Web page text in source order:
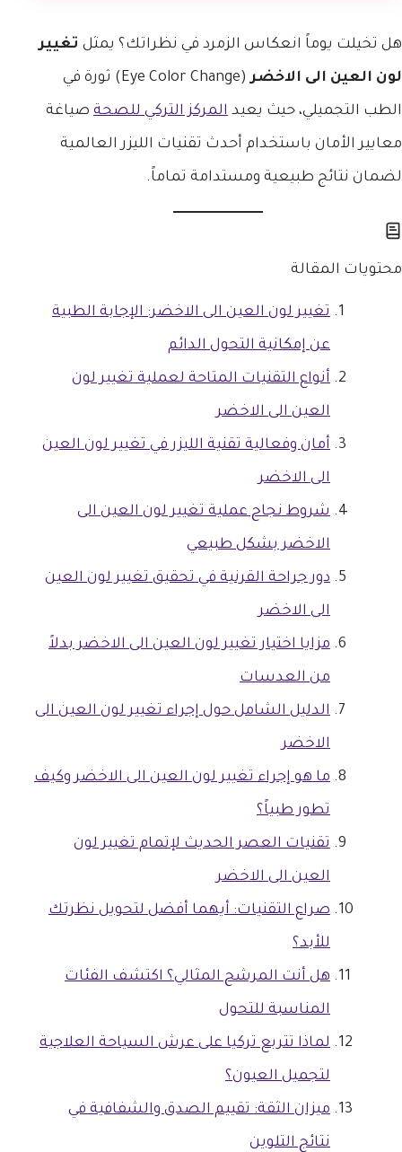
هل تخيلت يوماً انعكاس الزمرد في نظراتك؟ يمثل تغيير
لون العين الى الاخضر (Eye Color Change) ثورة في
الطب التجميلي، حيث يعيد المركز التركي للصحة صياغة
معايير الأمان باستخدام أحدث تقنيات الليزر العالمية
لضمان نتائج طبيعية ومستدامة تماماً.
محتويات المقالة
تغيير لون العين الى الاخضر: الإجابة الطبية
عن إمكانية التحول الدائم
أنواع التقنيات المتاحة لعملية تغيير لون
العين الى الاخضر
أمان وفعالية تقنية الليزر في تغيير لون العين
الى الاخضر
شروط نجاح عملية تغيير لون العين الى
الاخضر بشكل طبيعي
دور جراحة القرنية في تحقيق تغيير لون العين
الى الاخضر
مزايا اختيار تغيير لون العين الى الاخضر بدلاً
من العدسات
الدليل الشامل حول إجراء تغيير لون العين الى
الاخضر
ما هو إجراء تغيير لون العين الى الاخضر وكيف
تطور طبياً؟
تقنيات العصر الحديث لإتمام تغيير لون
العين الى الاخضر
صراع التقنيات: أيهما أفضل لتحويل نظرتك
للأبد؟
هل أنت المرشح المثالي؟ اكتشف الفئات
المناسبة للتحول
لماذا تتربع تركيا على عرش السياحة العلاجية
لتجميل العيون؟
ميزان الثقة: تقييم الصدق والشفافية في
نتائج التلوين